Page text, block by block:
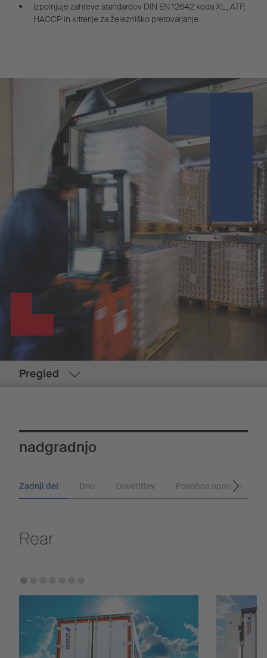
Izpolnjuje zahteve standardov DIN EN 12642 koda XL, ATP,
HACCP in kriterije za železniško pretovarjanje.
Pregled
nadgradnjo
Zadnji del Dno Osvetlitev Posebna oprema
Rear